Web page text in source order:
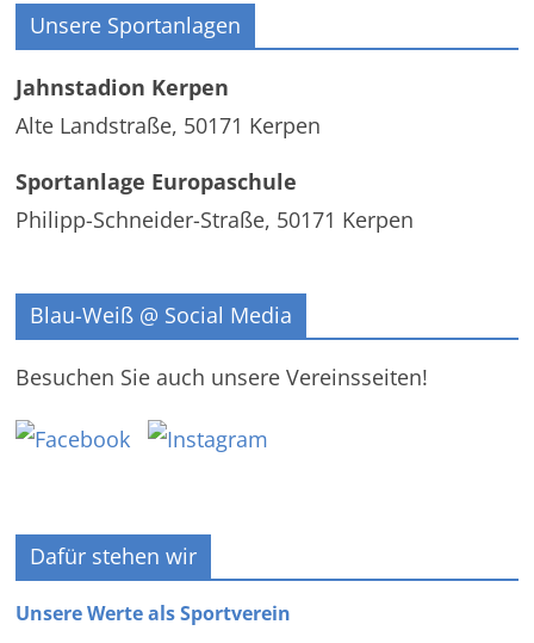
Unsere Sportanlagen
Jahnstadion Kerpen
Alte Landstraße, 50171 Kerpen
Sportanlage Europaschule
Philipp-Schneider-Straße, 50171 Kerpen
Blau-Weiß @ Social Media
Besuchen Sie auch unsere Vereinsseiten!
Dafür stehen wir
Unsere Werte als Sportverein